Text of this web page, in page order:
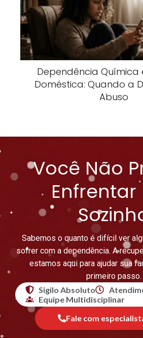
Dependência Química
Doméstica: Quando a
Abuso
Você Não
Enfrentar
Sabemos o quanto é difícil ver
sofrer com a dependência. A
estamos aqui para ajudar sua
primeiro passo.
Sigilo Absoluto
Equipe Multidisciplinar
Fale com